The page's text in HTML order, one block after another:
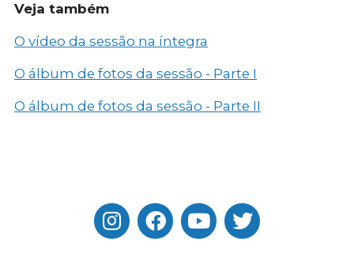
Veja também
O vídeo da sessão na íntegra
O álbum de fotos da sessão - Parte I
O álbum de fotos da sessão - Parte II